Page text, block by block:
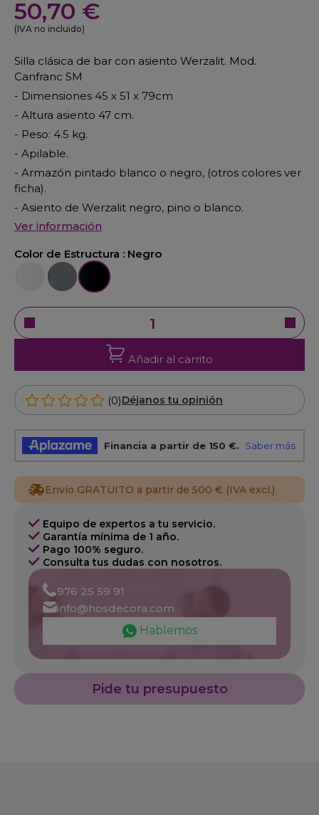
50,70 €
(IVA no incluido)
Silla clásica de bar con asiento Werzalit. Mod.
Canfranc SM
- Dimensiones 45 x 51 x 79cm
- Altura asiento 47 cm.
- Peso: 4.5 kg.
- Apilable.
- Armazón pintado blanco o negro, (otros colores ver
ficha).
- Asiento de Werzalit negro, pino o blanco.
Ver información
Color de Estructura : Negro
BlancoAluminioNegro
Añadir al carrito
(0)Déjanos tu opinión
Envío GRATUITO a partir de 500 € (IVA excl.)
Equipo de expertos a tu servicio.
Garantía mínima de 1 año.
Pago 100% seguro.
Consulta tus dudas con nosotros.
976 25 59 91
info@hosdecora.com
Hablemos
Pide tu presupuesto